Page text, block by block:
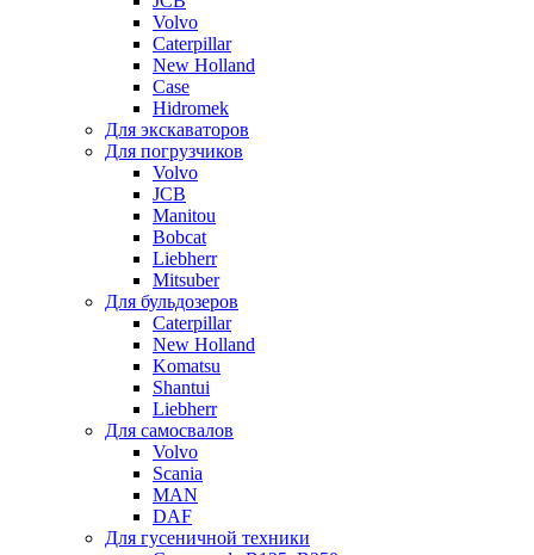
Volvo
Caterpillar
New Holland
Case
Hidromek
Для экскаваторов
Для погрузчиков
Volvo
JCB
Manitou
Bobcat
Liebherr
Mitsuber
Для бульдозеров
Caterpillar
New Holland
Komatsu
Shantui
Liebherr
Для самосвалов
Volvo
Scania
MAN
DAF
Для гусеничной техники